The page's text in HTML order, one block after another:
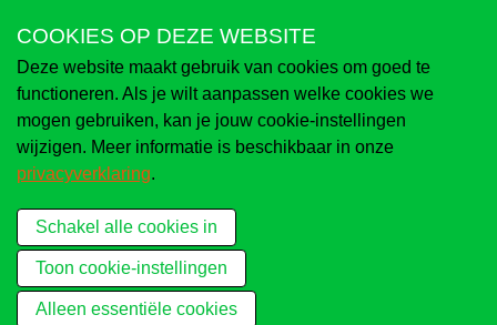
links
over
Spring
naar
de
Spring
naar
de
inhoud
Menu
Lid worden
Wil je lid worden van de KNNV-afdeling Epe-Heerde?
Naar knnv.nl
Naar overzicht afdelingen
Contact
COOKIES OP DEZE WEBSITE
Deze website maakt gebruik van cookies om goed te
functioneren. Als je wilt aanpassen welke cookies we
mogen gebruiken, kan je jouw cookie-instellingen
wijzigen. Meer informatie is beschikbaar in onze
privacyverklaring.
Schakel alle cookies in
Toon cookie-instellingen
Alleen essentiële cookies